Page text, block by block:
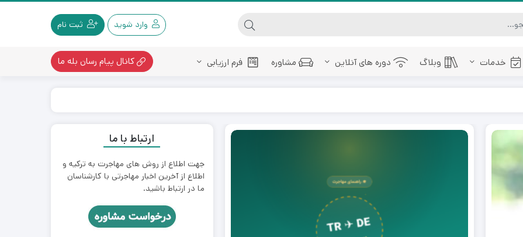
وارد شوید ثبت نام
خدمات وبلاگ دوره های آنلاین مشاوره فرم ارزیابی کانال پیام رسان بله ما
ارتباط با ما
جهت اطلاع از روش های مهاجرت به ترکیه و
اطلاع از آخرین اخبار مهاجرتی با کارشناسان
ما در ارتباط باشید.